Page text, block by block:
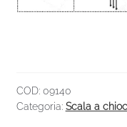
COD: 09140
Categoria: Scala a